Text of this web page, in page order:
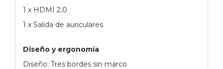
1 x HDMI 2.0
1 x Salida de auriculares
Diseño y ergonomía
Diseño: Tres bordes sin marco